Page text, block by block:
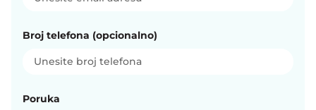
Broj telefona (opcionalno)
Poruka